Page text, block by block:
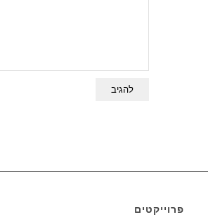
פרוייקטים